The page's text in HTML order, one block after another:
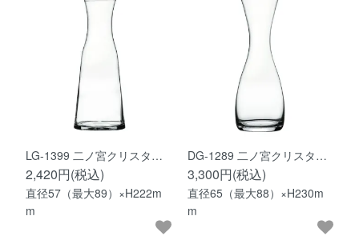
LG-1399 二ノ宮クリスタ…
2,420円(税込)
直径57（最大89）×H222m
m
DG-1289 二ノ宮クリスタ…
3,300円(税込)
直径65（最大88）×H230m
m